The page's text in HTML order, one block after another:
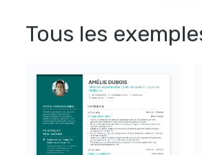
quotidienne et les soins d'un groupe de 10 enfants,
sécurité et bien-être.
des locaux et des équipements, maintenant des normes
et cognitive des enfants.
01/2007 - 01/2009
Paris
de l'Éducation 01/2004 - 01/2007
Champagne-Ardenne
Soins
Gestion
Tous les